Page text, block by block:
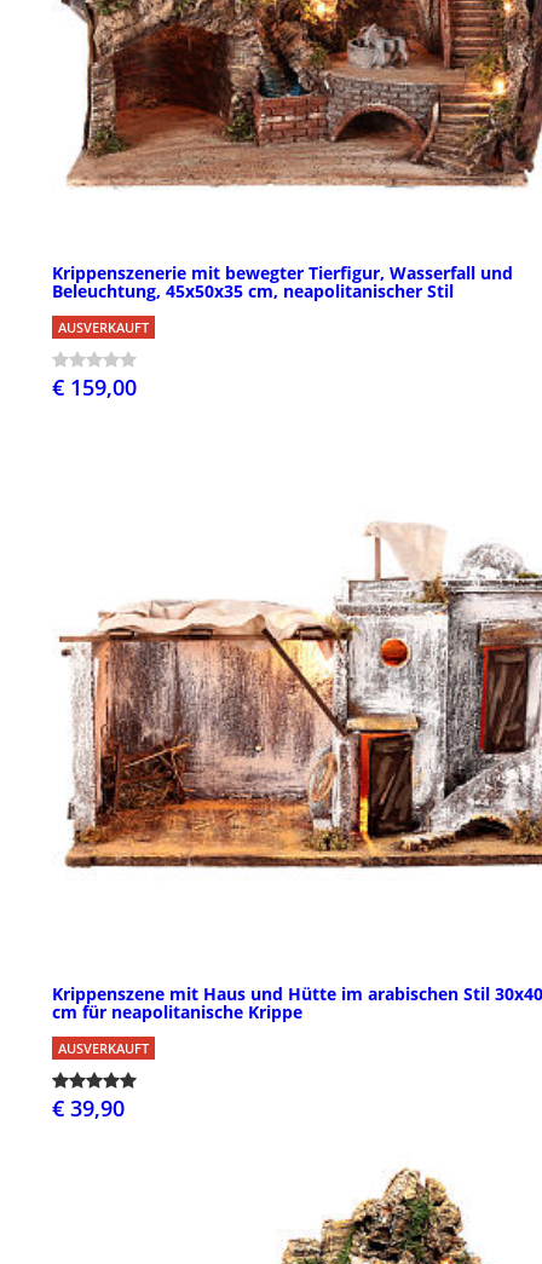
Krippenszenerie mit bewegter Tierfigur, Wasserfall und
Beleuchtung, 45x50x35 cm, neapolitanischer Stil
AUSVERKAUFT
€ 159,00
Krippenszene mit Haus und Hütte im arabischen Stil
cm für neapolitanische Krippe
AUSVERKAUFT
€ 39,90